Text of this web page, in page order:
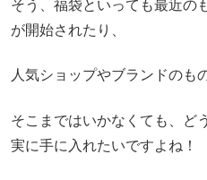
そう、福袋といっても最近の
が開始されたり、
人気ショップやブランドのも
そこまではいかなくても、ど
実に手に入れたいですよね！